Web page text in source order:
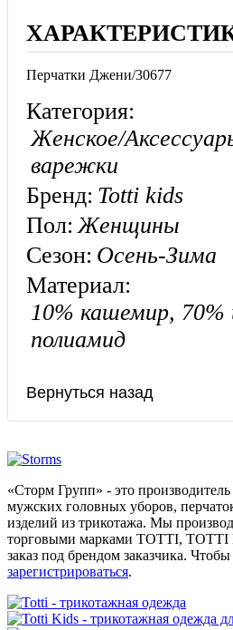
Перчатки Джени/30677
Категория:
Женское/
варежки
Бренд: Totti kids
Пол: Женщины
Сезон: Осень-Зима
Материал:
10% кашемир,
полиамид
«Сторм Групп» - это
мужских головных уборов,
изделий из трикотажа. Мы
торговыми марками TOTTI, TOTTI
заказ под брендом заказчика.
зарегистрироваться.